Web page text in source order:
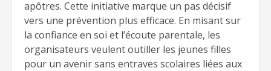
apôtres. Cette initiative marque un pas décisif
vers une prévention plus efficace. En misant sur
la confiance en soi et l’écoute parentale, les
organisateurs veulent outiller les jeunes filles
pour un avenir sans entraves scolaires liées aux